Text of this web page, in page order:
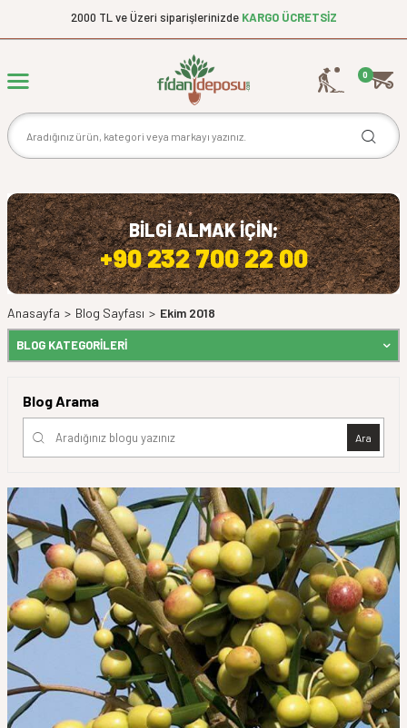
2000 TL ve Üzeri siparişlerinizde KARGO ÜCRETSİZ
0
BİLGİ ALMAK İÇİN;
+90 232 700 22 00
Anasayfa > Blog Sayfası > Ekim 2018
BLOG KATEGORILERI
Blog Arama
Ara